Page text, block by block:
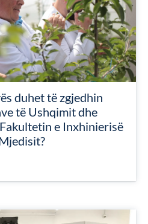
duhet të zgjedhin
të Ushqimit dhe
e Inxhinierisë